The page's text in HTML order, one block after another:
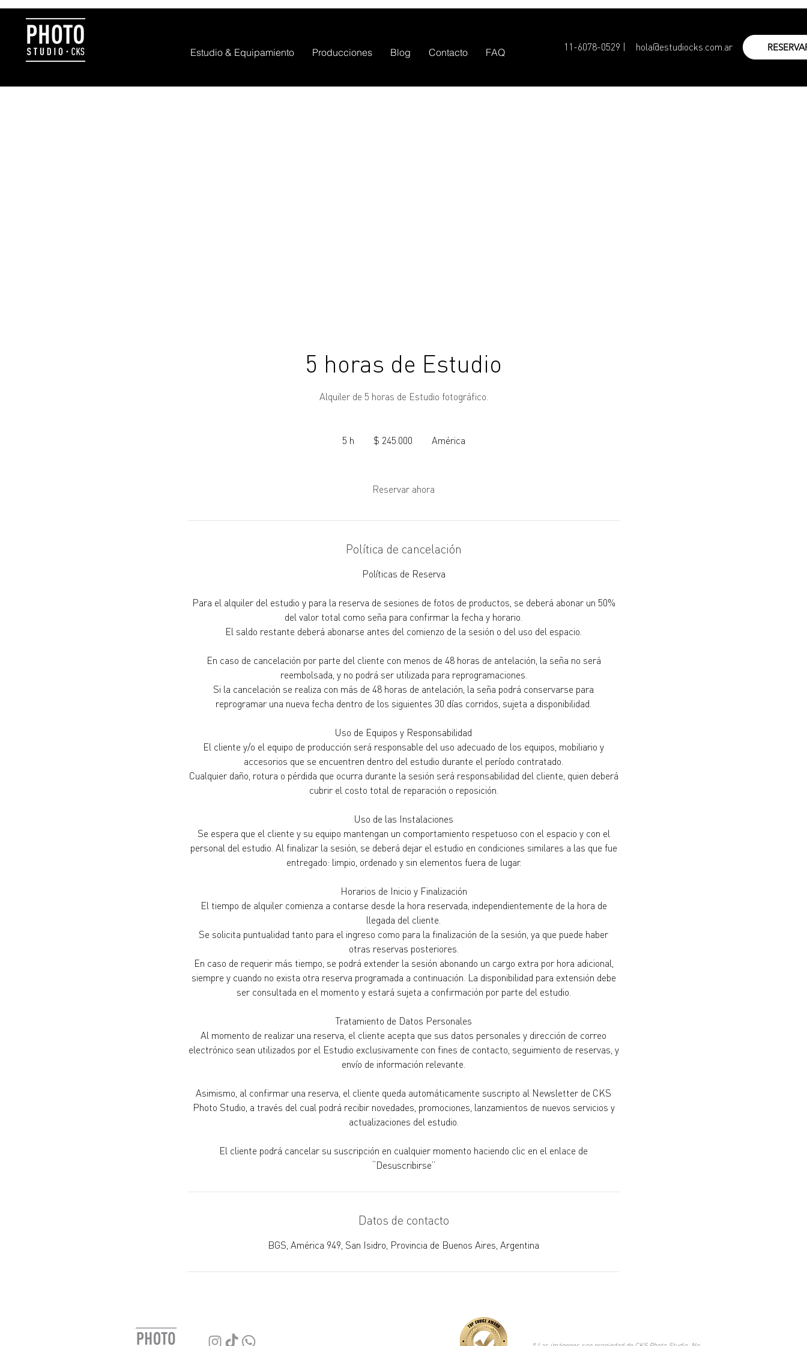
Estudio & Equipamiento Producciones Blog Contacto FAQ 11-6078-0529 | hola@estudiocks.com.ar
5 horas de Estudio
Alquiler de 5 horas de Estudio fotográfico.
5 h
argentinos
$ 245.000 América
Reservar ahora
Política de cancelación
Políticas de Reserva
Para el alquiler del estudio y para la reserva de sesiones de fotos de productos, se deberá abonar un 50%
del valor total como seña para confirmar la fecha y horario.
El saldo restante deberá abonarse antes del comienzo de la sesión o del uso del espacio.
En caso de cancelación por parte del cliente con menos de 48 horas de antelación, la seña no será
reembolsada, y no podrá ser utilizada para reprogramaciones.
Si la cancelación se realiza con más de 48 horas de antelación, la seña podrá conservarse para
reprogramar una nueva fecha dentro de los siguientes 30 días corridos, sujeta a disponibilidad.
Uso de Equipos y Responsabilidad
El cliente y/o el equipo de producción será responsable del uso adecuado de los equipos, mobiliario y
accesorios que se encuentren dentro del estudio durante el período contratado.
Cualquier daño, rotura o pérdida que ocurra durante la sesión será responsabilidad del cliente, quien deberá
cubrir el costo total de reparación o reposición.
Uso de las Instalaciones
Se espera que el cliente y su equipo mantengan un comportamiento respetuoso con el espacio y con el
personal del estudio. Al finalizar la sesión, se deberá dejar el estudio en condiciones similares a las que fue
entregado: limpio, ordenado y sin elementos fuera de lugar.
Horarios de Inicio y Finalización
El tiempo de alquiler comienza a contarse desde la hora reservada, independientemente de la hora de
llegada del cliente.
Se solicita puntualidad tanto para el ingreso como para la finalización de la sesión, ya que puede haber
otras reservas posteriores.
En caso de requerir más tiempo, se podrá extender la sesión abonando un cargo extra por hora adicional,
siempre y cuando no exista otra reserva programada a continuación. La disponibilidad para extensión debe
ser consultada en el momento y estará sujeta a confirmación por parte del estudio.
Tratamiento de Datos Personales
Al momento de realizar una reserva, el cliente acepta que sus datos personales y dirección de correo
electrónico sean utilizados por el Estudio exclusivamente con fines de contacto, seguimiento de reservas, y
envío de información relevante.
Asimismo, al confirmar una reserva, el cliente queda automáticamente suscripto al Newsletter de CKS
Photo Studio, a través del cual podrá recibir novedades, promociones, lanzamientos de nuevos servicios y
actualizaciones del estudio.
El cliente podrá cancelar su suscripción en cualquier momento haciendo clic en el enlace de
“Desuscribirse”
Datos de contacto
BGS, América 949, San Isidro, Provincia de Buenos Aires, Argentina